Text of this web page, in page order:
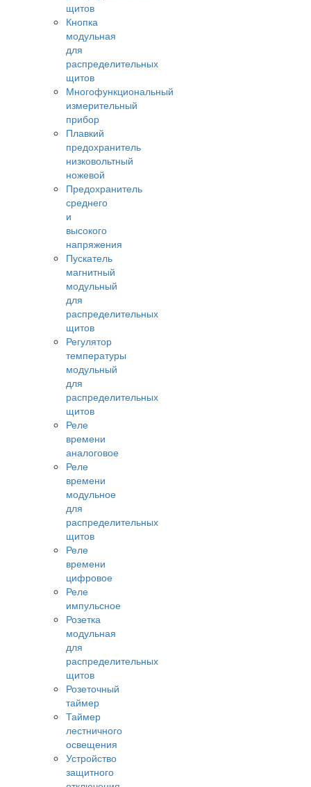
щитов
Кнопка
модульная
для
распределительных
щитов
Многофункциональный
измерительный
прибор
Плавкий
предохранитель
низковольтный
ножевой
Предохранитель
среднего
и
высокого
напряжения
Пускатель
магнитный
модульный
для
распределительных
щитов
Регулятор
температуры
модульный
для
распределительных
щитов
Реле
времени
аналоговое
Реле
времени
модульное
для
распределительных
щитов
Реле
времени
цифровое
Реле
импульсное
Розетка
модульная
для
распределительных
щитов
Розеточный
таймер
Таймер
лестничного
освещения
Устройство
защитного